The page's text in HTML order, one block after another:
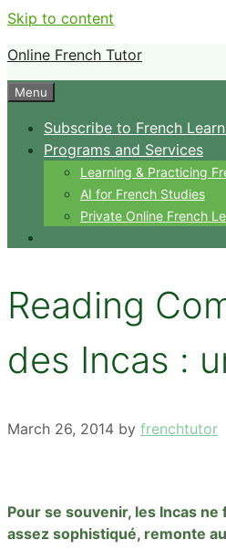
Skip to content
Online French Tutor
Menu
Subscribe to French
Programs and Services
Learning & Practicing
AI for French Studies
Private Online French
Reading
des Incas :
March 26, 2014 by frenchtutor
Pour se souvenir, les Incas
assez sophistiqué, remonte